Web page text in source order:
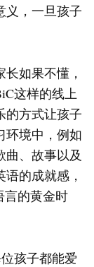
义，一旦孩子
如果不懂，
这样的线上
的方式让孩子
环境中，例如
曲、故事以及
的成就感，
言的黄金时
孩子都能爱